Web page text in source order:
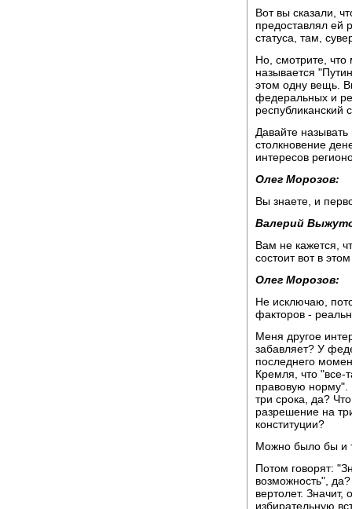
Вот вы сказали,
предоставлял ей
статуса, там,
Но, смотрите, что
называется
этом одну вещь.
федеральных и
республиканский
Давайте
столкновение
интересов
Олег Морозов:
Вы знаете, и
Валерий
Вам не кажется,
состоит вот в
Олег Морозов:
Не исключаю,
факторов -
Меня другое
забавляет? У
последнего
Кремля, что "все-
правовую норму".
три срока, да?
разрешение на
конституции?
Можно было бы и
Потом говорят:
возможность",
вертолет. Значит,
избирательную